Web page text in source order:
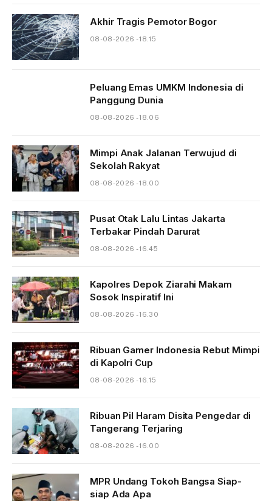
Akhir Tragis Pemotor Bogor
08-08-2026 - 18.15
Peluang Emas UMKM Indonesia di
Panggung Dunia
08-08-2026 - 18.06
Mimpi Anak Jalanan Terwujud di
Sekolah Rakyat
08-08-2026 - 18.00
Pusat Otak Lalu Lintas Jakarta
Terbakar Pindah Darurat
08-08-2026 - 16.45
Kapolres Depok Ziarahi Makam
Sosok Inspiratif Ini
08-08-2026 - 16.30
Ribuan Gamer Indonesia Rebut Mimpi
di Kapolri Cup
08-08-2026 - 16.15
Ribuan Pil Haram Disita Pengedar di
Tangerang Terjaring
08-08-2026 - 16.00
MPR Undang Tokoh Bangsa Siap-
siap Ada Apa